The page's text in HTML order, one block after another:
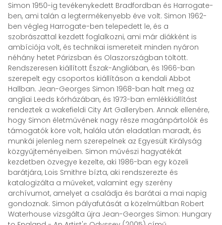
Simon 1950-ig tevékenykedett Bradfordban és Harrogate-
ben, ami talán a legtermékenyebb éve volt. Simon 1962-
ben végleg Harrogate-ben telepedett le, és a
szobrászattal kezdett foglalkozni, ami már diákként is
ambíciója volt, és technikai ismereteit minden nyáron
néhány hetet Párizsban és Olaszországban töltött.
Rendszeresen kiállított Észak-Angliában, és 1966-ban
szerepelt egy csoportos kiállításon a kendali Abbot
Hallban. Jean-Georges Simon 1968-ban halt meg az
angliai Leeds kórházában, és 1973-ban emlékkiállítást
rendeztek a wakefieldi City Art Galleryben. Annak ellenére,
hogy Simon életművének nagy része magánpártolók és
támogatók köre volt, halála után eladatlan maradt, és
munkái jelenleg nem szerepelnek az Egyesült Királyság
közgyűjteményeiben. Simon művészi hagyatékát
kezdetben özvegye kezelte, aki 1986-ban egy közeli
barátjára, Lois Smithre bízta, aki rendszerezte és
katalogizálta a műveket, valamint egy szerény
archívumot, amelyet a családja és barátai a mai napig
gondoznak. Simon pályafutását a közelmúltban Robert
Waterhouse vizsgálta újra Jean-Georges Simon: Hungary